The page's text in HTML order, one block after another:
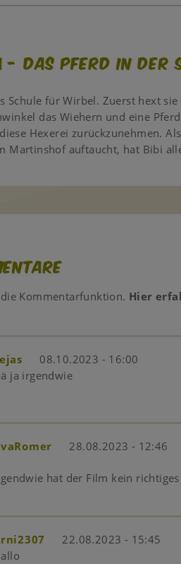
- Das Pferd in der
Schule für Wirbel. Zuerst hext
das Wiehern und eine
Hexerei zurückzunehmen.
Martinshof auftaucht, hat Bibi
Kommentarfunktion. Hier
08.10.2023 - 16:00
ja irgendwie
28.08.2023 - 12:46
hat der Film kein richtiges
22.08.2023 - 15:45